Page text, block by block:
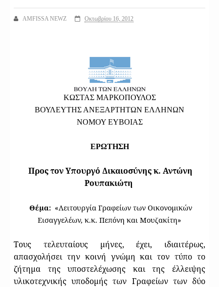
AMFISSA NEWZ Οκτωβρίου 16, 2012
ΚΩΣΤΑΣ ΜΑΡΚΟΠΟΥΛΟΣ
ΒΟΥΛΕΥΤΗΣ ΑΝΕΞΑΡΤΗΤΩΝ ΕΛΛΗΝΩΝ
ΝΟΜΟΥ ΕΥΒΟΙΑΣ
ΕΡΩΤΗΣΗ
Προς τον Υπουργό Δικαιοσύνης κ. Αντώνη
Ρουπακιώτη
Θέμα: «Λειτουργία Γραφείων των Οικονομικών
Εισαγγελέων, κ.κ. Πεπόνη και Μουζακίτη»
Τους τελευταίους μήνες, έχει, ιδιαιτέρως,
απασχολήσει την κοινή γνώμη και τον τύπο το
ζήτημα της υποστελέχωσης και της έλλειψης
υλικοτεχνικής υποδομής των Γραφείων των δύο